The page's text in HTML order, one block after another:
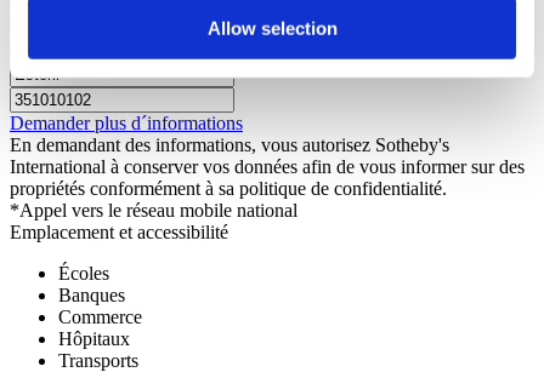
Allow selection
Demander plus d´informations
En demandant des informations, vous autorisez Sotheby's
International à conserver vos données afin de vous informer sur des
propriétés conformément à sa politique de confidentialité.
*Appel vers le réseau mobile national
Emplacement et accessibilité
Écoles
Banques
Commerce
Hôpitaux
Transports